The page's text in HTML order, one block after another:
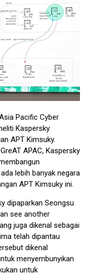
Pacific Cyber
Kaspersky
APT Kimsuky.
APAC, Kaspersky
lebih banyak negara
APT Kimsuky ini.
dipaparkan Seongsu
see another
juga dikenal sebagai
telah dipantau
dikenal
menyembunyikan
untuk